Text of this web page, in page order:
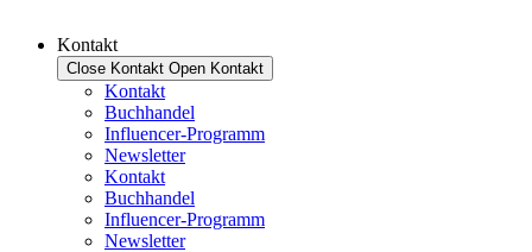
Kontakt
Close Kontakt Open Kontakt
Kontakt
Buchhandel
Influencer-Programm
Newsletter
Kontakt
Buchhandel
Influencer-Programm
Newsletter